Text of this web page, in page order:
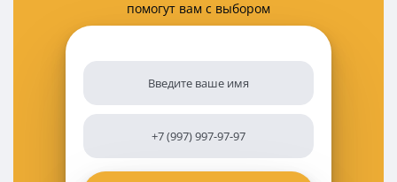
помогут вам с выбором